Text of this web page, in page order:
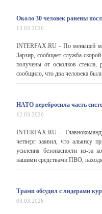
Около 30 человек ранены
13.03.2026
INTERFAX.RU - По меньшей
Зарзир, сообщает служба
получены от осколков
сообщило, что два человека
НАТО перебросила часть
12.03.2026
INTERFAX.RU -
четверг заявил, что альянсу
усиления безопасности из-за
нашими средствами ПВО,
Трамп обсудил с лидерами
03.03.2026